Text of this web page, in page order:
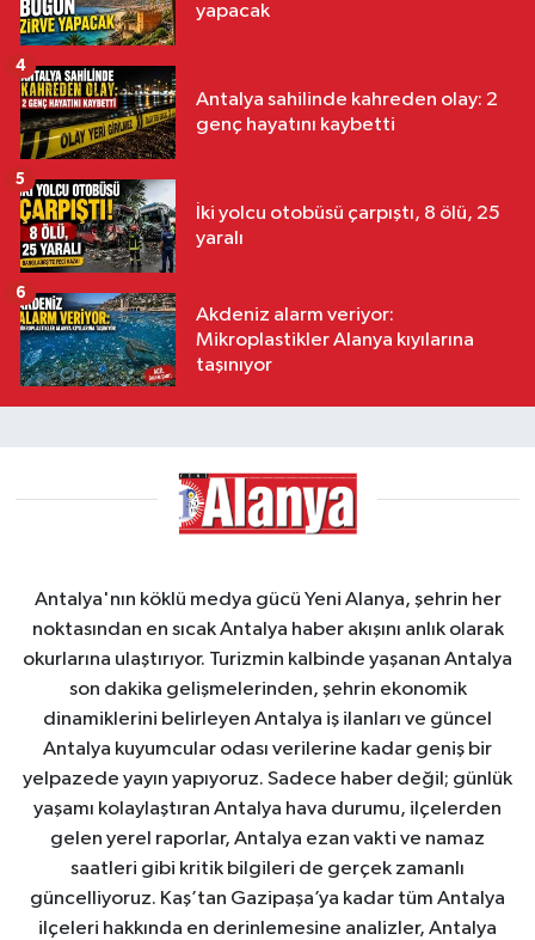
yapacak
Antalya sahilinde kahreden olay: 2
genç hayatını kaybetti
4
İki yolcu otobüsü çarpıştı, 8 ölü, 25
yaralı
5
Akdeniz alarm veriyor:
Mikroplastikler Alanya kıyılarına
taşınıyor
6
Antalya'nın köklü medya gücü Yeni Alanya, şehrin her
noktasından en sıcak Antalya haber akışını anlık olarak
okurlarına ulaştırıyor. Turizmin kalbinde yaşanan Antalya
son dakika gelişmelerinden, şehrin ekonomik
dinamiklerini belirleyen Antalya iş ilanları ve güncel
Antalya kuyumcular odası verilerine kadar geniş bir
yelpazede yayın yapıyoruz. Sadece haber değil; günlük
yaşamı kolaylaştıran Antalya hava durumu, ilçelerden
gelen yerel raporlar, Antalya ezan vakti ve namaz
saatleri gibi kritik bilgileri de gerçek zamanlı
güncelliyoruz. Kaş’tan Gazipaşa’ya kadar tüm Antalya
ilçeleri hakkında en derinlemesine analizler, Antalya